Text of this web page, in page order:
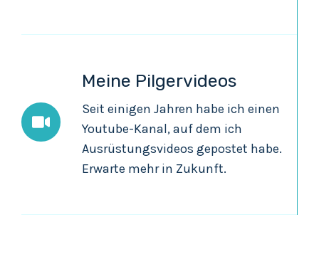
Meine Pilgervideos
Seit einigen Jahren habe ich einen
Youtube-Kanal, auf dem ich
Ausrüstungsvideos gepostet habe.
Erwarte mehr in Zukunft.